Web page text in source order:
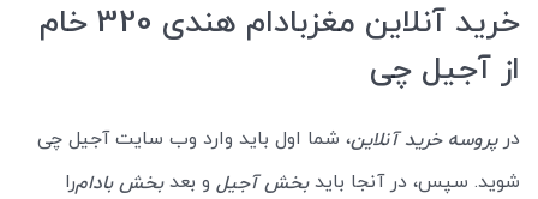
خرید آنلاین مغزبادام هندی 320 خام
از آجیل چی
درپروسه خرید آنلاین، شما اول باید وارد وب سایت آجیل چی
شوید. سپس، در آنجا بایدبخش آجیل و بعدبخش بادامرا